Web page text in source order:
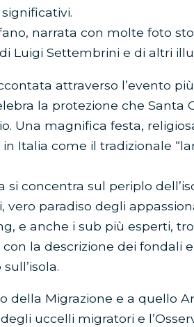
narrata con molte foto
Luigi Settembrini e di altri
attraverso l’evento
la protezione che Santa
Una magnifica festa,
Italia come il tradizionale
concentra sul periplo
paradiso degli
e anche i sub più esperti,
la descrizione dei fondali
della Migrazione e a quello
uccelli migratori e